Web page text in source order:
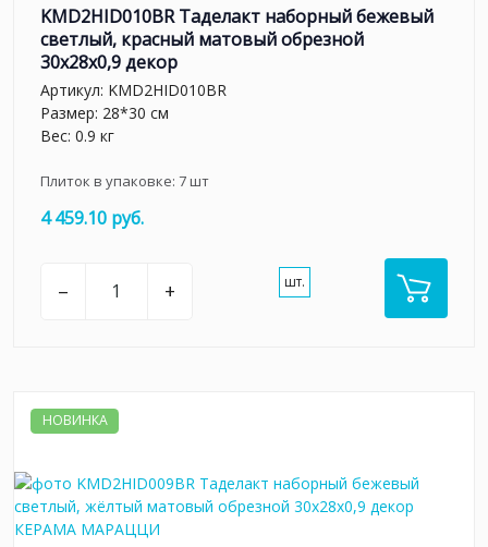
KMD2HID010BR Таделакт наборный бежевый
светлый, красный матовый обрезной
30x28x0,9 декор
Артикул: KMD2HID010BR
Размер: 28*30 см
Вес: 0.9 кг
Плиток в упаковке: 7шт
4 459.10 руб.
– + шт.
НОВИНКА